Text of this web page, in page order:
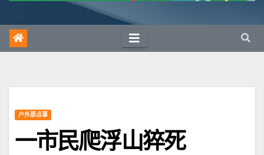
户外那点事
一市民爬浮山猝死